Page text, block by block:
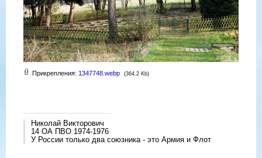
Прикрепления: 1347748.webp (364.2 Kb)
Николай Викторович
14 ОА ПВО 1974-1976
У России только два союзника - это Армия и Флот